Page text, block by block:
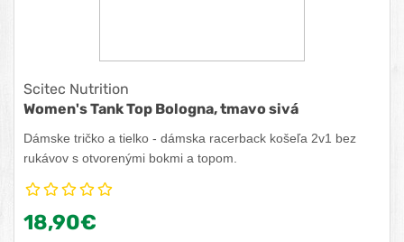
Scitec Nutrition
Women's Tank Top Bologna, tmavo sivá
Dámske tričko a tielko - dámska racerback košeľa 2v1 bez
rukávov s otvorenými bokmi a topom.
18,90€